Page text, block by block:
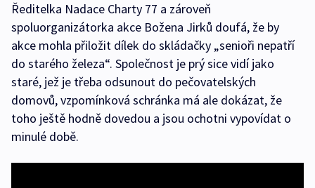
Ředitelka Nadace Charty 77 a zároveň
spoluorganizátorka akce Božena Jirků doufá, že by
akce mohla přiložit dílek do skládačky „senioři nepatří
do starého železa“. Společnost je prý sice vidí jako
staré, jež je třeba odsunout do pečovatelských
domovů, vzpomínková schránka má ale dokázat, že
toho ještě hodně dovedou a jsou ochotni vypovídat o
minulé době.